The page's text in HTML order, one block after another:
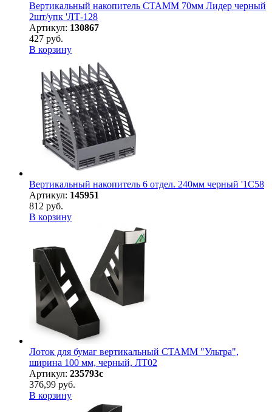
Вертикальный накопитель СТАММ 70мм Лидер черный
2шт/упк 'ЛТ-128
Артикул: 130867
427 руб.
В корзину
Вертикальный накопитель 6 отдел. 240мм черный '1C58
Артикул: 145951
812 руб.
В корзину
Лоток для бумаг вертикальный СТАММ "Ультра",
ширина 100 мм, черный, ЛТ02
Артикул: 235793с
376,99 руб.
В корзину